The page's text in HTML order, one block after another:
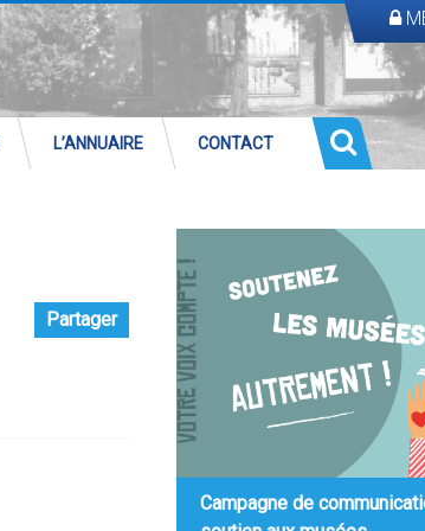
L’ANNUAIRE CONTACT
Partager
Campagne de